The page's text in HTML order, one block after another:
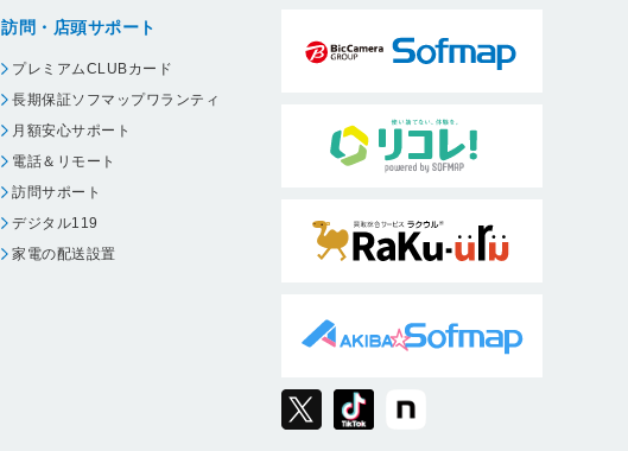
訪問・店頭サポート
プレミアムCLUBカード
長期保証ソフマップワランティ
月額安心サポート
電話＆リモート
訪問サポート
デジタル119
家電の配送設置